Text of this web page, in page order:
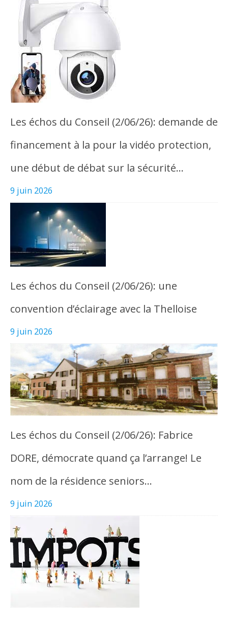
Les échos du Conseil (2/06/26): demande de
financement à la pour la vidéo protection,
une début de débat sur la sécurité…
9 juin 2026
Les échos du Conseil (2/06/26): une
convention d’éclairage avec la Thelloise
9 juin 2026
Les échos du Conseil (2/06/26): Fabrice
DORE, démocrate quand ça l’arrange! Le
nom de la résidence seniors…
9 juin 2026